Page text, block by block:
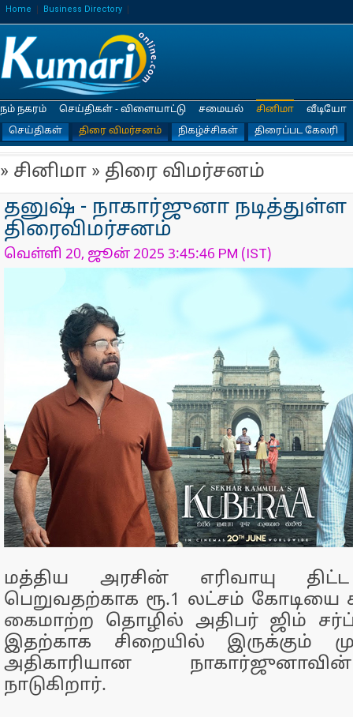
Home Business Directory
நம் நகரம் செய்திகள் - விளையாட்டு சமையல்
சினிமா
செய்திகள்
திரை விமர்சனம் நிகழ்ச்சிகள் திரைப்பட கேலரி
வீடியோ
» சினிமா » திரை விமர்சனம்
தனுஷ் - நாகார்ஜுனா நடித்துள்ள
திரைவிமர்சனம்
வெள்ளி 20, ஜூன் 2025 3:45:46 PM (IST)
மத்திய அரசின் எரிவாயு
பெறுவதற்காக ரூ.1 லட்சம் கோடியை
கைமாற்ற தொழில் அதிபர் ஜிம் சர்ப்
இதற்காக சிறையில் இருக்கும்
அதிகாரியான
நாடுகிறார்.